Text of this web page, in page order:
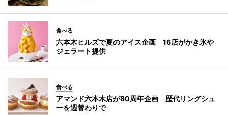
食べる
六本木ヒルズで夏のアイス企画 16店がかき氷や
ジェラート提供
食べる
アマンド六本木店が80周年企画 歴代リングシュ
ーを週替わりで